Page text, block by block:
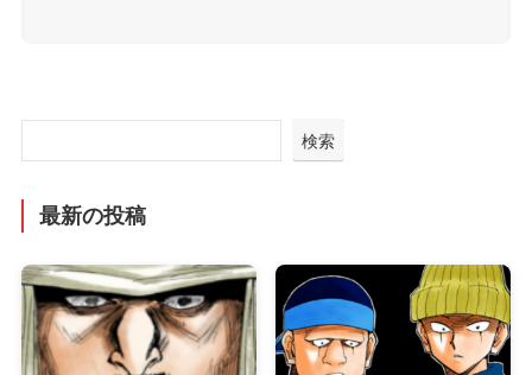
検索
最新の投稿